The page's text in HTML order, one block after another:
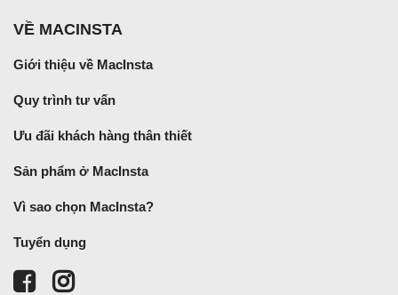
VỀ MACINSTA
Giới thiệu về MacInsta
Quy trình tư vấn
Ưu đãi khách hàng thân thiết
Sản phẩm ở MacInsta
Vì sao chọn MacInsta?
Tuyển dụng